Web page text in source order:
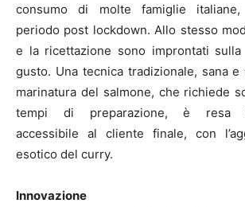
consumo di molte famiglie
periodo post lockdown. Allo stesso
e la ricettazione sono improntati
gusto. Una tecnica tradizionale, sana
marinatura del salmone, che richiede
tempi di preparazione, è resa
accessibile al cliente finale, con
esotico del curry.
Innovazione